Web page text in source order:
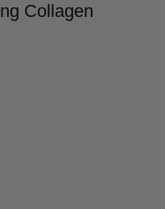
Collagen